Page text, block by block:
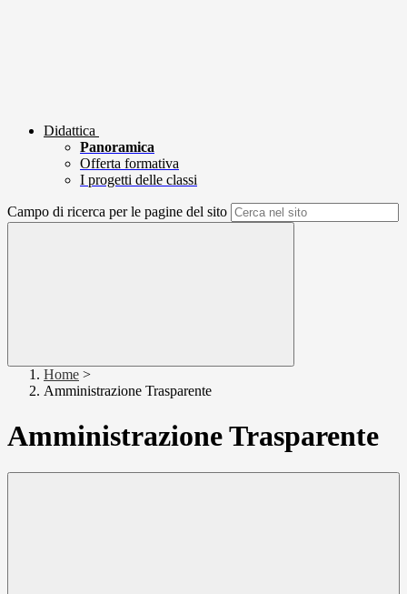
Didattica
Panoramica
Offerta formativa
I progetti delle classi
Campo di ricerca per le pagine del sito
Home >
Amministrazione Trasparente
Amministrazione Trasparente